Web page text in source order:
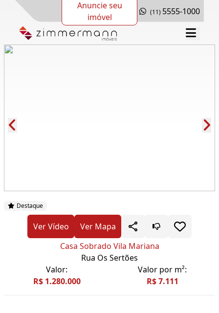
Anuncie seu
imóvel
(11) 5555-1000
Destaque
Ver Vídeo
Ver Mapa
Casa Sobrado Vila Mariana
Rua Os Sertões
Valor:
R$ 1.280.000
Valor por m²:
R$ 7.111